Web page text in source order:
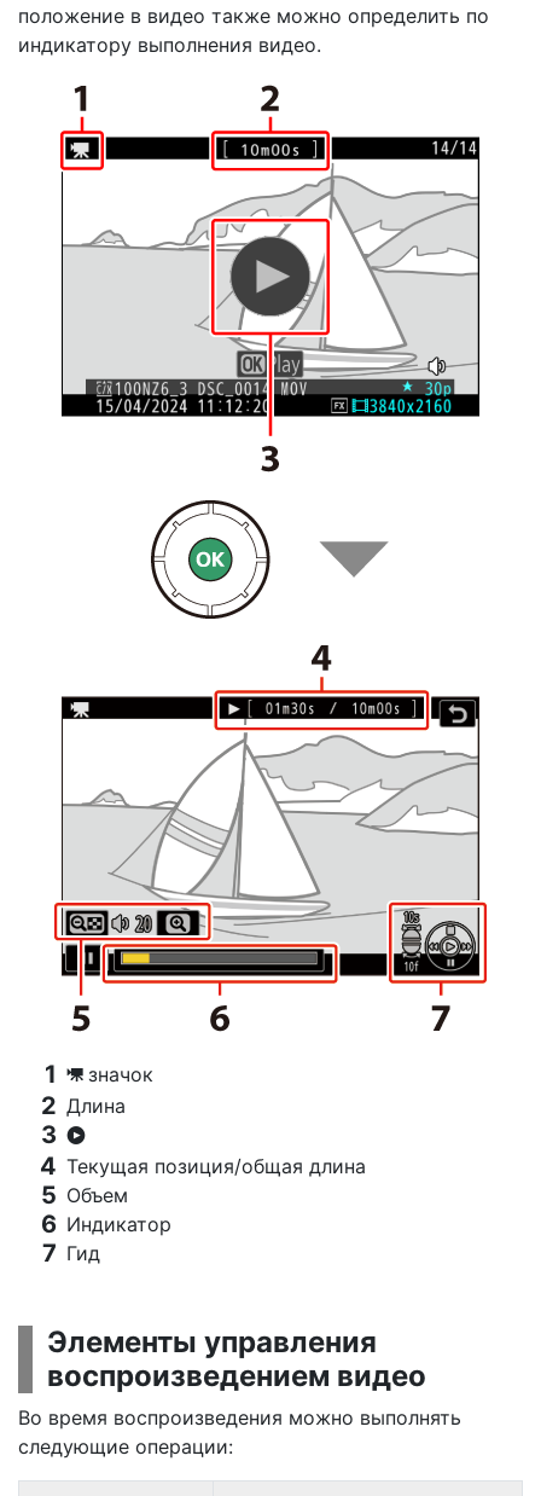
положение в видео также можно определить по
индикатору выполнения видео.
1 значок
Длина
a
Текущая позиция/общая длина
Объем
Индикатор
Гид
Элементы управления
воспроизведением видео
Во время воспроизведения можно выполнять
следующие операции: